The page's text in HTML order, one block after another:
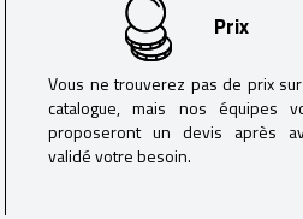
Prix
Vous ne trouverez pas de prix
catalogue, mais nos équipes
proposeront un devis après
validé votre besoin.